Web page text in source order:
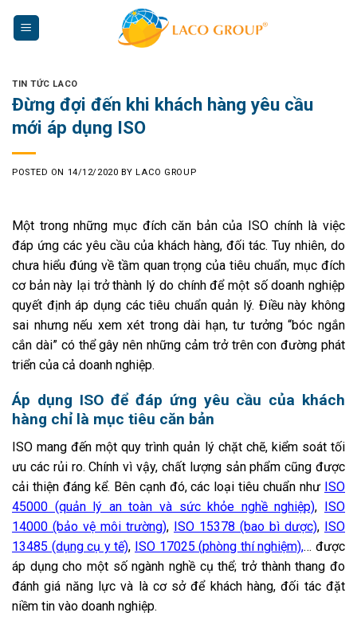
TIN TỨC LACO
Đừng đợi đến khi khách hàng yêu cầu
mới áp dụng ISO
POSTED ON 14/12/2020 BYLACO GROUP
Một trong những mục đích căn bản của ISO chính là việc
đáp ứng các yêu cầu của khách hàng, đối tác. Tuy nhiên, do
chưa hiểu đúng về tầm quan trọng của tiêu chuẩn, mục đích
cơ bản này lại trở thành lý do chính để một số doanh nghiệp
quyết định áp dụng các tiêu chuẩn quản lý. Điều này không
sai nhưng nếu xem xét trong dài hạn, tư tưởng “bóc ngắn
cắn dài” có thể gây nên những cảm trở trên con đường phát
triển của cả doanh nghiệp.
Áp dụng ISO để đáp ứng yêu cầu của khách
hàng chỉ là mục tiêu căn bản
ISO mang đến một quy trình quản lý chặt chẽ, kiểm soát tối
ưu các rủi ro. Chính vì vậy, chất lượng sản phẩm cũng được
cải thiện đáng kể. Bên cạnh đó, các loại tiêu chuẩn như ISO
45000 (quản lý an toàn và sức khỏe nghề nghiệp), ISO
14000 (bảo vệ môi trường), ISO 15378 (bao bì dược), ISO
13485 (dụng cụ y tế), ISO 17025 (phòng thí nghiệm),… được
áp dụng cho một số ngành nghề cụ thể; trở thành thang đo
đánh giá năng lực và là cơ sở để khách hàng, đối tác đặt
niềm tin vào doanh nghiệp.